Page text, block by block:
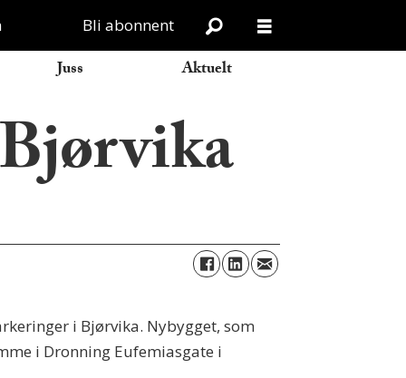
Bli abonnent
Juss Aktuelt
i Bjørvika. Nybygget, som
i Dronning Eufemiasgate i